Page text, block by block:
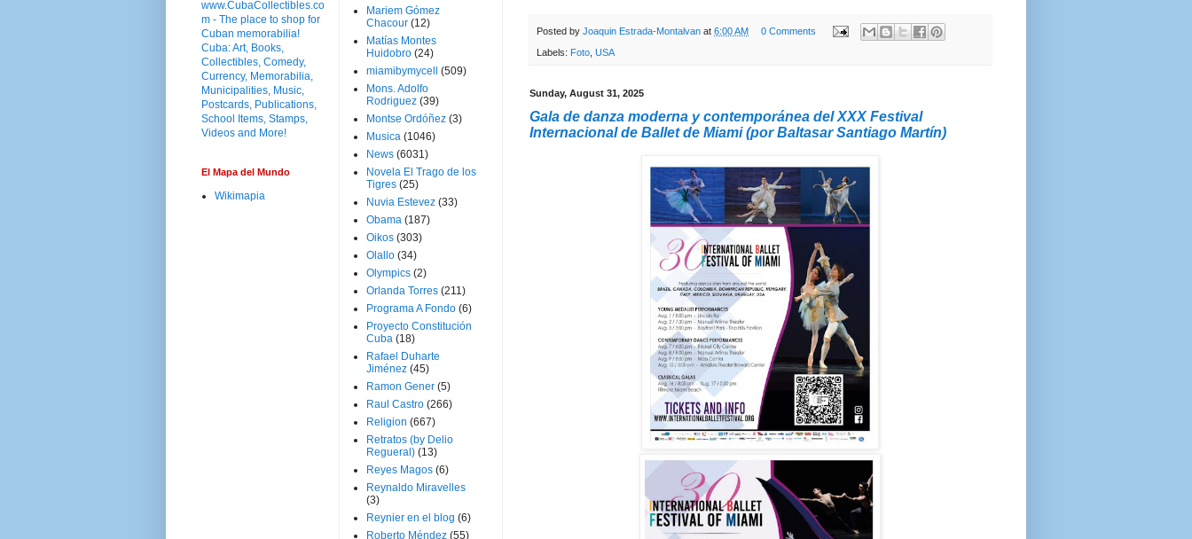
Posted by Joaquin Estrada-Montalvan at 6:00 AM 0 Comments
Labels: Foto USA
Sunday, August 31, 2025
Gala de danza moderna y contemporánea del XXX Festival
Internacional de Ballet de Miami (por Baltasar Santiago Martín)
El Mapa del Mundo
Wikimapia
Mariem Gómez
Chacour (12)
Matías Montes
Huidobro (24)
miamibymycell
(509)
Mons. Adolfo
Rodriguez (39)
Montse Ordóñez (3)
Musica (1046)
News (6031)
Novela El Trago de los
Tigres (25)
Nuvia Estevez (33)
Obama (187)
Oikos (303)
Olallo (34)
Olympics (2)
Orlanda Torres (211)
Programa A Fondo (6)
Proyecto Constitución
Cuba (18)
Rafael Duharte
Jiménez (45)
Ramon Gener (5)
Raul Castro (266)
Religion (667)
Retratos (by Delio
Regueral) (13)
Reyes Magos (6)
Reynaldo Miravelles
(3)
Reynier en el blog (6)
Roberto Méndez (55)